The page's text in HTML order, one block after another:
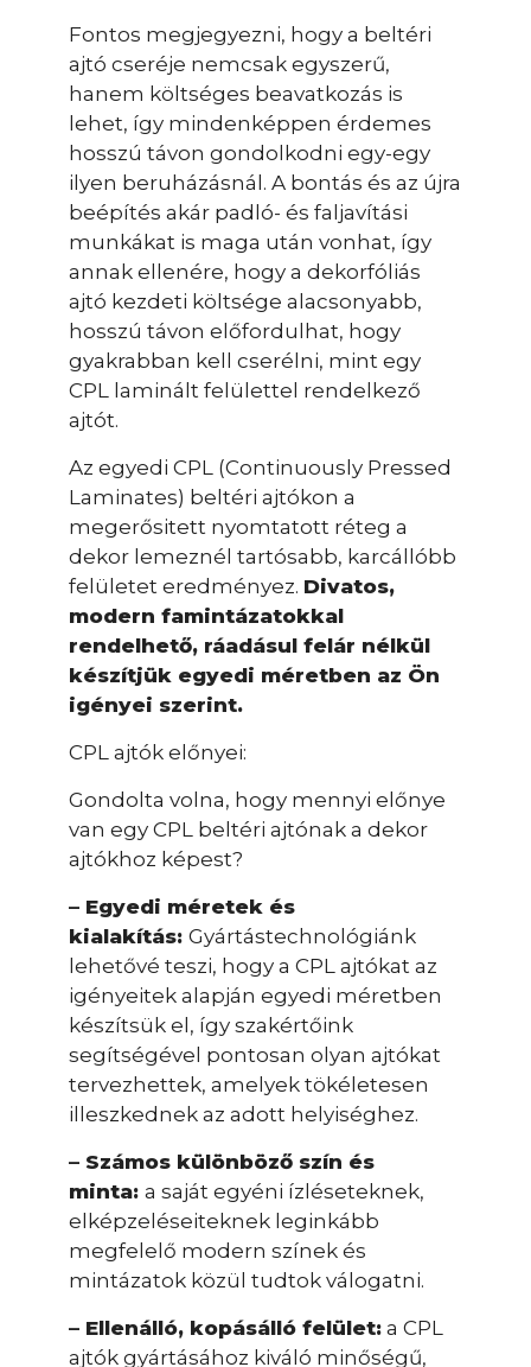
Fontos megjegyezni, hogy a beltéri
ajtó cseréje nemcsak egyszerű,
hanem költséges beavatkozás is
lehet, így mindenképpen érdemes
hosszú távon gondolkodni egy-egy
ilyen beruházásnál. A bontás és az újra
beépítés akár padló- és faljavítási
munkákat is maga után vonhat, így
annak ellenére, hogy a dekorfóliás
ajtó kezdeti költsége alacsonyabb,
hosszú távon előfordulhat, hogy
gyakrabban kell cserélni, mint egy
CPL laminált felülettel rendelkező
ajtót.
Az egyedi CPL (Continuously Pressed
Laminates) beltéri ajtókon a
megerősitett nyomtatott réteg a
dekor lemeznél tartósabb, karcállóbb
felületet eredményez. Divatos,
modern famintázatokkal
rendelhető, ráadásul felár nélkül
készítjük egyedi méretben az Ön
igényei szerint.
CPL ajtók előnyei:
Gondolta volna, hogy mennyi előnye
van egy CPL beltéri ajtónak a dekor
ajtókhoz képest?
– Egyedi méretek és
kialakítás: Gyártástechnológiánk
lehetővé teszi, hogy a CPL ajtókat az
igényeitek alapján egyedi méretben
készítsük el, így szakértőink
segítségével pontosan olyan ajtókat
tervezhettek, amelyek tökéletesen
illeszkednek az adott helyiséghez.
– Számos különböző szín és
minta: a saját egyéni ízléseteknek,
elképzeléseiteknek leginkább
megfelelő modern színek és
mintázatok közül tudtok válogatni.
– Ellenálló, kopásálló felület: a CPL
ajtók gyártásához kiváló minőségű,